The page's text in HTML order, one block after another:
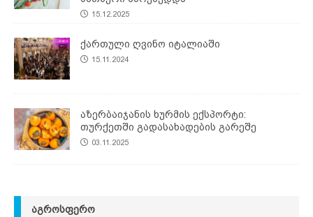
15.12.2025
ქართული ღვინო იტალიაში
15.11.2024
აზერბაიჯანის ხურმის ექსპორტი:
თურქეთში გადასახადების გარეშე
03.11.2025
ᲐᲒᲠᲝᲡᲤᲔᲠᲝ